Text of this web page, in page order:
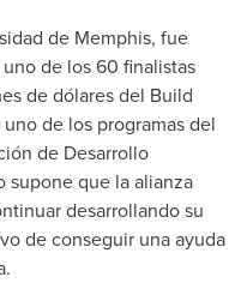
de Memphis, fue
de los 60 finalistas
de dólares del Build
de los programas del
de Desarrollo
supone que la alianza
desarrollando su
de conseguir una ayuda